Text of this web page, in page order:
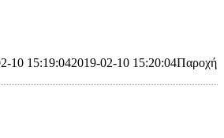
10 15:19:042019-02-10 15:20:04Παροχή